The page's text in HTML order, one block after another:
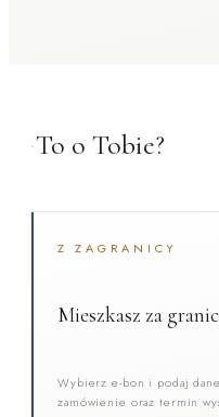
•To o Tobie?
Z ZAGRANICY
Mieszkasz za
Wybierz e-bon i podaj
zamówienie oraz termin